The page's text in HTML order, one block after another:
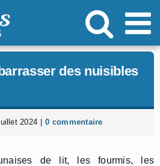
des nuisibles
2024 0 commentaire
de lit, les fourmis, les